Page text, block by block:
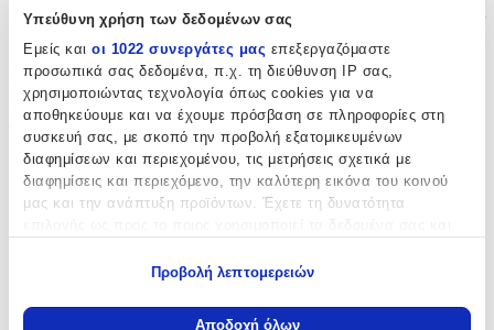
Υπεύθυνη χρήση των δεδομένων σας
Εμείς και οι 1022 συνεργάτες μας επεξεργαζόμαστε
προσωπικά σας δεδομένα, π.χ. τη διεύθυνση IP σας,
χρησιμοποιώντας τεχνολογία όπως cookies για να
αποθηκεύουμε και να έχουμε πρόσβαση σε πληροφορίες στη
συσκευή σας, με σκοπό την προβολή εξατομικευμένων
διαφημίσεων και περιεχομένου, τις μετρήσεις σχετικά με
διαφημίσεις και περιεχόμενο, την καλύτερη εικόνα του κοινού
μας και την ανάπτυξη προϊόντων. Έχετε τη δυνατότητα
Να συλλέξουμε πληροφορίες σχετικά με τη γεωγραφική
Προβολή λεπτομερειών
Αποδοχή όλων
κομμάτια του σετ προσδίδουν μοναδική λάμψη σε κάθε σας
εμφάνιση. Ιδανική πρόταση τόσο για ξεχωριστές περιστάσεις όσο
και για να αναβαθμίσετε το καθημερινό σας στυλ, αυτή η συλλογή
θα αποτελέσει το must-have κάθε κοσμηματοθήκης. Η υπογραφή
της Verorama εγγυάται άριστη κατασκευή και διαχρονική
αισθητική, προσφέροντας μια υπέροχη επιλογή για δώρο ή για
προσωπική απόλαυση.
Χαρακτηριστικά